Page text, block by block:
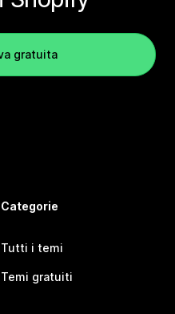
gratuita
Categorie
Tutti i temi
Temi gratuiti